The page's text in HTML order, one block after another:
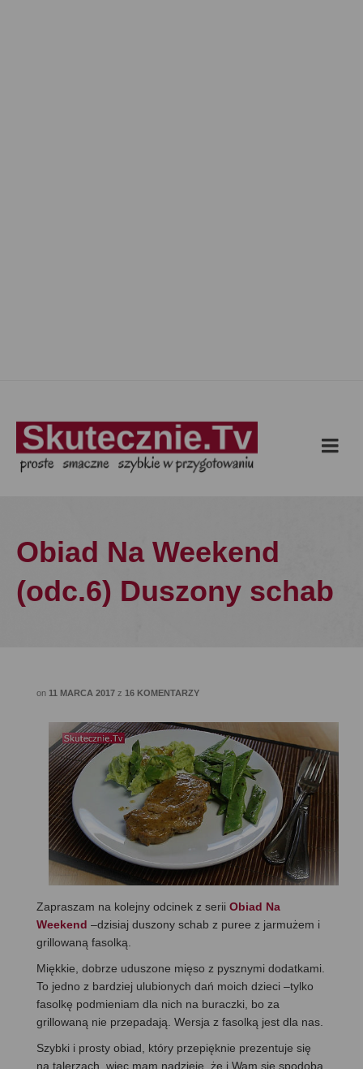
Obiad Na Weekend
(odc.6) Duszony schab
on 11 MARCA 2017 z 16 KOMENTARZY
Zapraszam na kolejny odcinek z serii Obiad Na
Weekend –dzisiaj duszony schab z puree z jarmużem i
grillowaną fasolką.
Miękkie, dobrze uduszone mięso z pysznymi dodatkami.
To jedno z bardziej ulubionych dań moich dzieci –tylko
fasolkę podmieniam dla nich na buraczki, bo za
grillowaną nie przepadają. Wersja z fasolką jest dla nas.
Szybki i prosty obiad, który przepięknie prezentuje się
na talerzach, więc mam nadzieję, że i Wam się spodoba.